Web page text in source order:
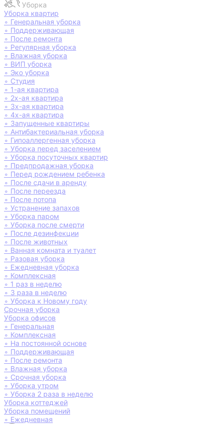
Уборка
Уборка квартир
∘ Генеральная уборка
∘ Поддерживающая
∘ После ремонта
∘ Регулярная уборка
∘ Влажная уборка
∘ ВИП уборка
∘ Эко уборка
∘ Студия
∘ 1-ая квартира
∘ 2х-ая квартира
∘ 3х-ая квартира
∘ 4х-ая квартира
∘ Запущенные квартиры
∘ Антибактериальная уборка
∘ Гипоаллергенная уборка
∘ Уборка перед заселением
∘ Уборка посуточных квартир
∘ Предпродажная уборка
∘ Перед рождением ребенка
∘ После сдачи в аренду
∘ После переезда
∘ После потопа
∘ Устранение запахов
∘ Уборка паром
∘ Уборка после смерти
∘ После дезинфекции
∘ После животных
∘ Ванная комната и туалет
∘ Разовая уборка
∘ Ежедневная уборка
∘ Комплексная
∘ 1 раз в неделю
∘ 3 раза в неделю
∘ Уборка к Новому году
Срочная уборка
Уборка офисов
∘ Генеральная
∘ Комплексная
∘ На постоянной основе
∘ Поддерживающая
∘ После ремонта
∘ Влажная уборка
∘ Срочная уборка
∘ Уборка утром
∘ Уборка 2 раза в неделю
Уборка коттеджей
Уборка помещений
∘ Ежедневная